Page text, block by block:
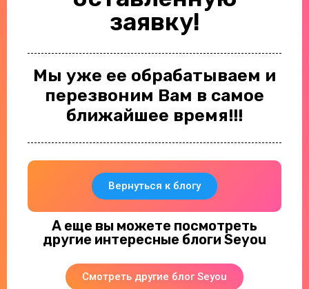
заявку!
Мы уже ее обрабатываем и
перезвоним Вам в самое
ближайшее время!!!
Вернуться к блогу
А еще вы можете посмотреть
другие интересные блоги Seyou
Смотреть другие блог Seyou